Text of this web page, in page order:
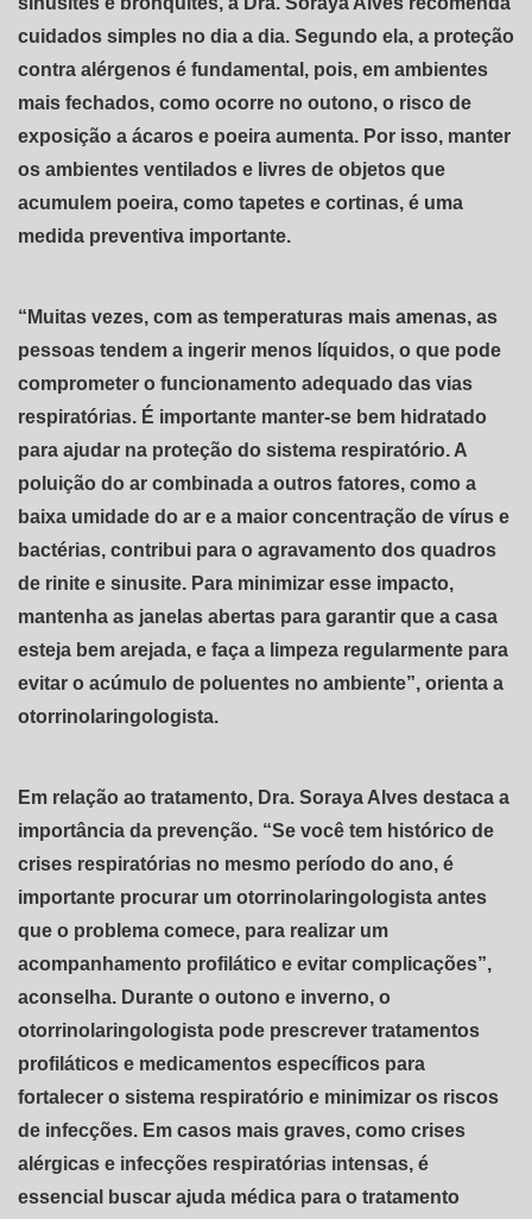
cuidados simples no dia a dia. Segundo ela, a proteção
contra alérgenos é fundamental, pois, em ambientes
mais fechados, como ocorre no outono, o risco de
exposição a ácaros e poeira aumenta. Por isso, manter
os ambientes ventilados e livres de objetos que
acumulem poeira, como tapetes e cortinas, é uma
medida preventiva importante.
“Muitas vezes, com as temperaturas mais amenas, as
pessoas tendem a ingerir menos líquidos, o que pode
comprometer o funcionamento adequado das vias
respiratórias. É importante manter-se bem hidratado
para ajudar na proteção do sistema respiratório. A
poluição do ar combinada a outros fatores, como a
baixa umidade do ar e a maior concentração de vírus e
bactérias, contribui para o agravamento dos quadros
de rinite e sinusite. Para minimizar esse impacto,
mantenha as janelas abertas para garantir que a casa
esteja bem arejada, e faça a limpeza regularmente para
evitar o acúmulo de poluentes no ambiente”, orienta a
otorrinolaringologista.
Em relação ao tratamento, Dra. Soraya Alves destaca a
importância da prevenção. “Se você tem histórico de
crises respiratórias no mesmo período do ano, é
importante procurar um otorrinolaringologista antes
que o problema comece, para realizar um
acompanhamento profilático e evitar complicações”,
aconselha. Durante o outono e inverno, o
otorrinolaringologista pode prescrever tratamentos
profiláticos e medicamentos específicos para
fortalecer o sistema respiratório e minimizar os riscos
de infecções. Em casos mais graves, como crises
alérgicas e infecções respiratórias intensas, é
essencial buscar ajuda médica para o tratamento